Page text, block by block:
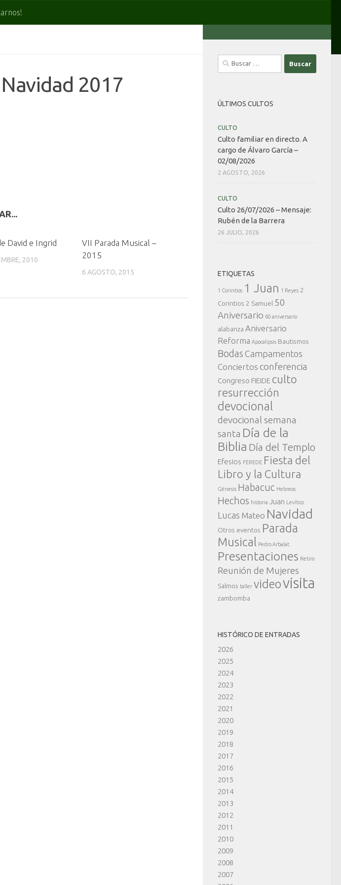
2017
David e Ingrid
2010
VII Parada Musical –
2015
6 AGOSTO, 2015
Buscar:
ÚLTIMOS CULTOS
CULTO
Culto familiar en directo. A
cargo de Álvaro García –
02/08/2026
2 AGOSTO, 2026
CULTO
Culto 26/07/2026 – Mensaje:
Rubén de la Barrera
26 JULIO, 2026
ETIQUETAS
1 Corintios 1 Juan 1 Reyes 2
Corintios 2 Samuel 50
Aniversario 60 aniversario
alabanza Aniversario
Reforma Apocalipsis Bautismos
Bodas Campamentos
Conciertos conferencia
Congreso FIEIDE culto
resurrección
devocional
devocional semana
santa Día de la
Biblia Día del Templo
Efesios FEREDE Fiesta del
Libro y la Cultura
Génesis Habacuc Hebreos
Hechos historia Juan Levítico
Lucas Mateo Navidad
Otros eventos Parada
Musical
Pedro Arbalat
Presentaciones Retiro
Reunión de Mujeres
Salmos taller videovisita
zambomba
HISTÓRICO DE ENTRADAS
2026
2025
2024
2023
2022
2021
2020
2019
2018
2017
2016
2015
2014
2013
2012
2011
2010
2009
2008
2007